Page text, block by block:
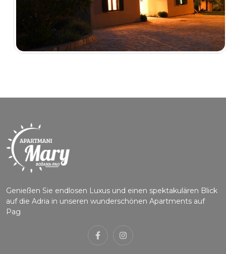
Genießen Sie endlosen Luxus und einen spektakulären Blick
auf die Adria in unseren wunderschönen Apartments auf
Pag